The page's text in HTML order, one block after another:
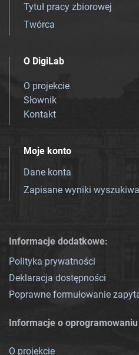
Tytuł pracy zbiorowej
Twórca
O DigiLab
O projekcie
Słownik
Kontakt
Moje konto
Dane konta
Zapisane wyniki
Informacje dodatkowe:
Polityka prywatności
Deklaracja dostępności
Poprawne formułowanie
Informacje o
O projekcie